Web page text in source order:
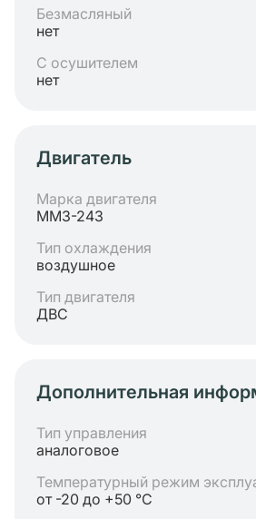
Безмасляный
нет
С осушителем
нет
Двигатель
Марка двигателя
ММЗ-243
Тип охлаждения
воздушное
Тип двигателя
ДВС
Дополнительная
Тип управления
аналоговое
Температурный режим
от -20 до +50 °C